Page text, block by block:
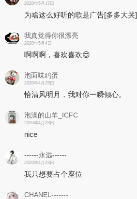
2020年5月17日
为啥这么好听的歌是广告[多多大哭]
我真觉得你很漂亮
2020年5月4日
啊啊啊，喜欢喜欢😍
泡面味鸡蛋
2020年4月25日
恰清风明月，我对你一瞬倾心。
泡澡的山羊_ICFC
2020年4月23日
nice
------永远------
2020年4月23日
我只想要占个座位
CHANEL-------